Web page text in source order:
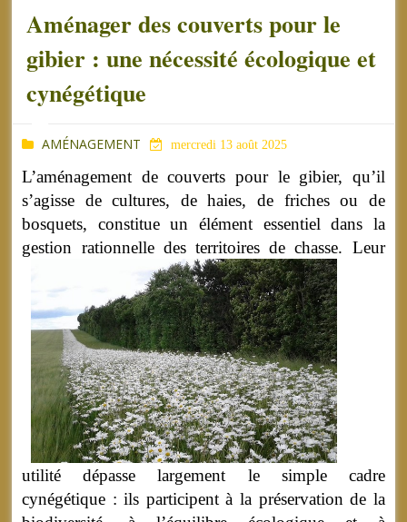
Aménager des couverts pour le
gibier : une nécessité écologique et
cynégétique
AMÉNAGEMENT mercredi 13 août 2025
L’aménagement de couverts pour le gibier, qu’il
s’agisse de cultures, de haies, de friches ou de
bosquets, constitue un élément essentiel dans la
gestion rationnelle des territoires de chasse. Leur
utilité dépasse largement le simple cadre
cynégétique : ils participent à la préservation de la